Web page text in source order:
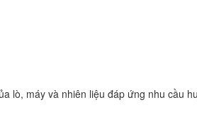
lò, máy và nhiên liệu đáp ứng nhu cầu